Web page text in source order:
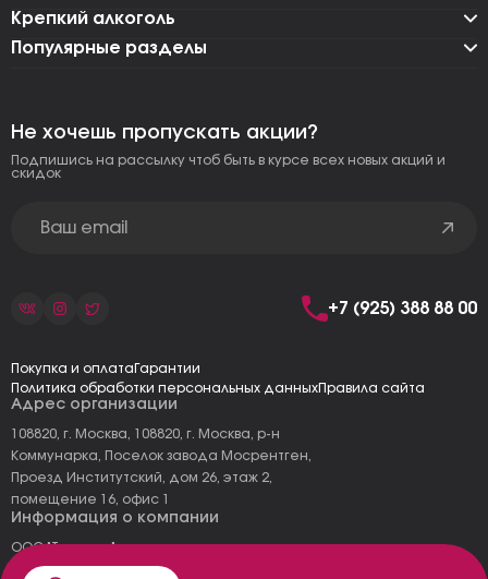
Крепкий алкоголь
Популярные разделы
Адрес организации
108820, г. Москва, 108820, г. Москва, р-н
Коммунарка, Поселок завода Мосрентген,
Проезд Институтский, дом 26, этаж 2,
помещение 16, офис 1
Информация о компании
ООО "Тоскана"
ИНН: 7727177973
Не хочешь пропускать акции?
Подпишись на рассылку чтоб быть в курсе всех новых акций и
скидок
+7 (925) 388 88 00
Покупка и оплата Гарантии
Политика обработки персональных данныхПравила сайта